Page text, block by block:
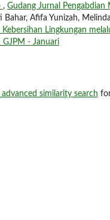
, Gudang Jurnal Pengabdian
Bahar, Afifa Yunizah,
Lingkungan
- Januari
similarity search